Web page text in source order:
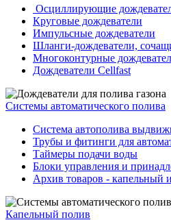
Осциллирующие
Круговые дождеватели
Импульсные дождеватели
Шланги-дождеватели,
Многоконтурные
Дождеватели Cellfast
Системы автоматического полива
Система автополива
Трубы и фитинги для
Таймеры подачи воды
Блоки управления и
Архив товаров - капельный
Капельный полив